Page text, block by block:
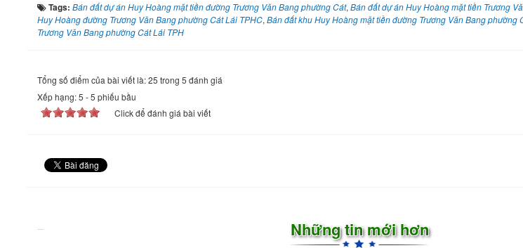
Tags: Bán đất dự án Huy Hoàng mặt tiền đường Trương Văn Bang phường Cát, Bán đất dự án Huy Hoàng mặt tiền Trương
Huy Hoàng đường Trương Văn Bang phường Cát Lái TPHC, Bán đất khu Huy Hoàng mặt tiền đường Trương Văn Bang phường
Trương Văn Bang phường Cát Lái TPH
Tổng số điểm của bài viết là: 25 trong 5 đánh giá
Xếp hạng:5 -5 phiếu bầu
Click để đánh giá bài viết
Những tin mới hơn